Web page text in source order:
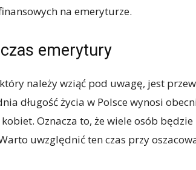
na emeryturze.
emerytury
należy wziąć pod uwagę, jest
długość życia w Polsce wynosi
Oznacza to, że wiele osób
uwzględnić ten czas przy